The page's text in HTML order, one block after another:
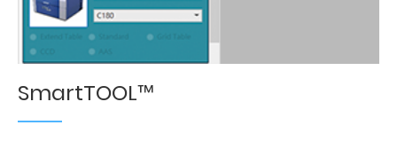
SmartTOOL™